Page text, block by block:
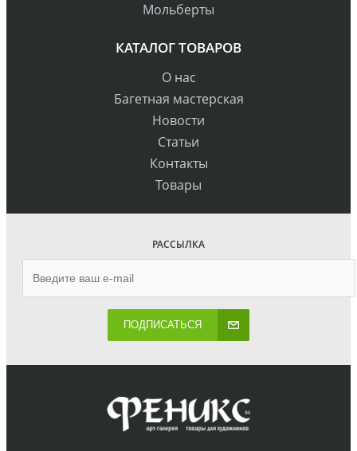
Мольберты
КАТАЛОГ ТОВАРОВ
О нас
Багетная мастерская
Новости
Статьи
Контакты
Товары
РАССЫЛКА
ПОДПИСАТЬСЯ